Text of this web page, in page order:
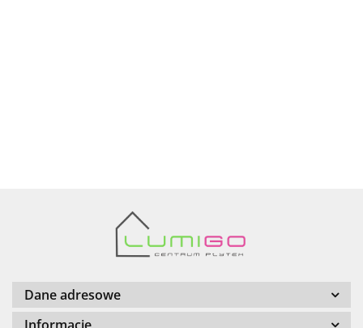
Barwolf
Dane adresowe